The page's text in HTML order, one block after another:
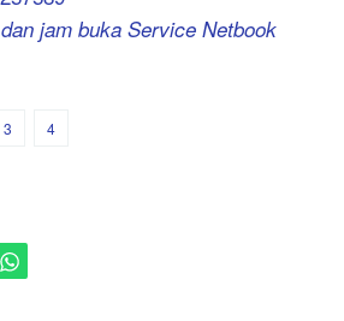
jam buka Service Netbook
3 4